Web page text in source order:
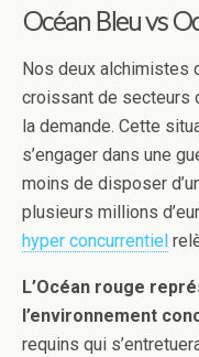
Océan Bleu vs
Nos deux alchimistes
croissant de secteurs
la demande. Cette
s’engager dans une
moins de disposer
plusieurs millions
hyper concurrentiel
L’Océan rouge
l’environnement
requins qui